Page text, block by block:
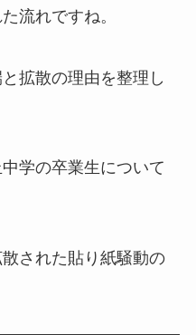
流れですね。
拡散の理由を整理し
学の卒業生について
された貼り紙騒動の